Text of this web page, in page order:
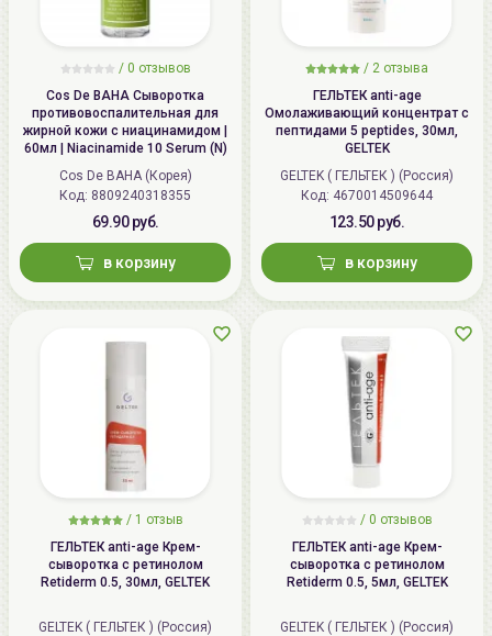
/ 0 отзывов
Cos De BAHA Сыворотка
противовоспалительная для
жирной кожи с ниацинамидом |
60мл | Niacinamide 10 Serum (N)
Cos De BAHA (Корея)
Код: 8809240318355
69.90 руб.
в корзину
/ 2 отзыва
ГЕЛЬТЕК anti-age
Омолаживающий концентрат с
пептидами 5 peptides, 30мл,
GELTEK
GELTEK ( ГЕЛЬТЕК ) (Россия)
Код: 4670014509644
123.50 руб.
в корзину
/ 1 отзыв
ГЕЛЬТЕК anti-age Крем-
сыворотка с ретинолом
Retiderm 0.5, 30мл, GELTEK
GELTEK ( ГЕЛЬТЕК ) (Россия)
/ 0 отзывов
ГЕЛЬТЕК anti-age Крем-
сыворотка с ретинолом
Retiderm 0.5, 5мл, GELTEK
GELTEK ( ГЕЛЬТЕК ) (Россия)